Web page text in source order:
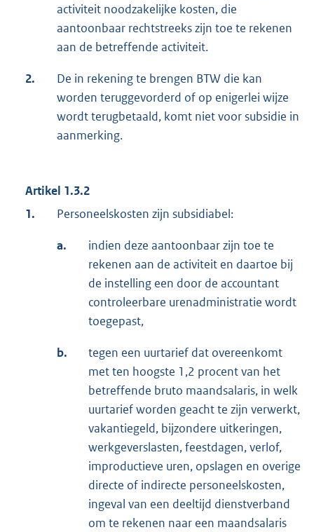
activiteit noodzakelijke kosten, die
aantoonbaar rechtstreeks zijn toe te rekenen
aan de betreffende activiteit.
2.
De in rekening te brengen BTW die kan
worden teruggevorderd of op enigerlei wijze
wordt terugbetaald, komt niet voor subsidie in
aanmerking.
Artikel 1.3.2
1.
Personeelskosten zijn subsidiabel:
a.
indien deze aantoonbaar zijn toe te
rekenen aan de activiteit en daartoe bij
de instelling een door de accountant
controleerbare urenadministratie wordt
toegepast,
b.
tegen een uurtarief dat overeenkomt
met ten hoogste 1,2 procent van het
betreffende bruto maandsalaris, in welk
uurtarief worden geacht te zijn verwerkt,
vakantiegeld, bijzondere uitkeringen,
werkgeverslasten, feestdagen, verlof,
improductieve uren, opslagen en overige
directe of indirecte personeelskosten,
ingeval van een deeltijd dienstverband
om te rekenen naar een maandsalaris